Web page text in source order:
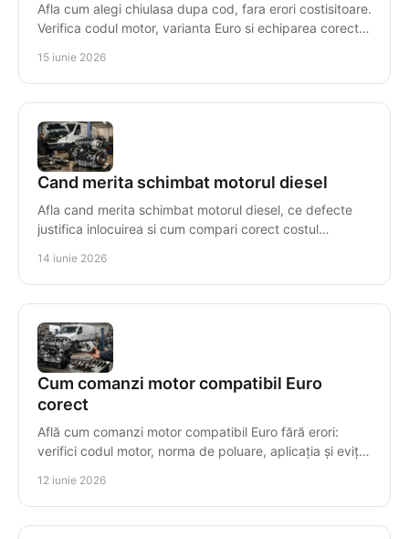
Afla cum alegi chiulasa dupa cod, fara erori costisitoare.
Verifica codul motor, varianta Euro si echiparea corecta
15 iunie 2026
Cand merita schimbat motorul diesel
Afla cand merita schimbat motorul diesel, ce defecte
justifica inlocuirea si cum compari corect costul
14 iunie 2026
Cum comanzi motor compatibil Euro
corect
Află cum comanzi motor compatibil Euro fără erori:
verifici codul motor, norma de poluare, aplicația și eviți
12 iunie 2026